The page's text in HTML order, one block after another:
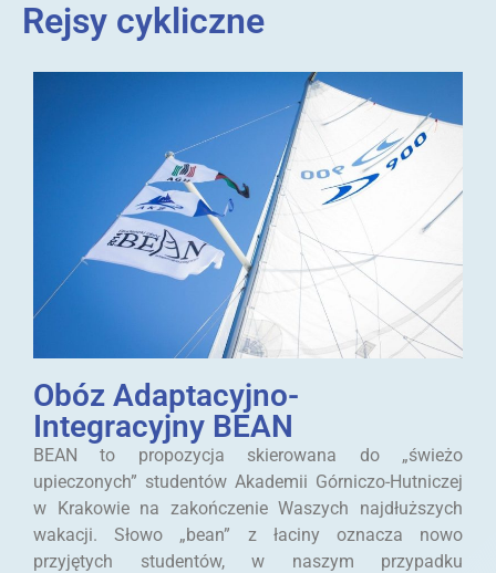
Rejsy cykliczne
Obóz Adaptacyjno-
Integracyjny BEAN
BEAN to propozycja skierowana do „świeżo
upieczonych” studentów Akademii Górniczo-Hutniczej
w Krakowie na zakończenie Waszych najdłuższych
wakacji. Słowo „bean” z łaciny oznacza nowo
przyjętych studentów, w naszym przypadku